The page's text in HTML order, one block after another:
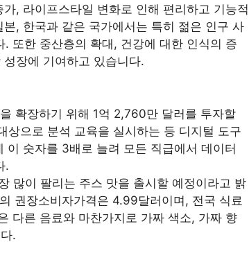
, 라이프스타일 변화로 인해 편리하고 기능적
, 한국과 같은 국가에서는 특히 젊은 인구 사
또한 중산층의 확대, 건강에 대한 인식의 증
장에 기여하고 있습니다.
확장하기 위해 1억 2,760만 달러를 투자할
으로 분석 교육을 실시하는 등 디지털 도구
숫자를 3배로 늘려 모든 직급에서 데이터
.
많이 팔리는 주스 맛을 출시할 예정이라고 밝
권장소비자가격은 4.99달러이며, 전국 식료
다른 음료와 마찬가지로 가짜 색소, 가짜 향
.